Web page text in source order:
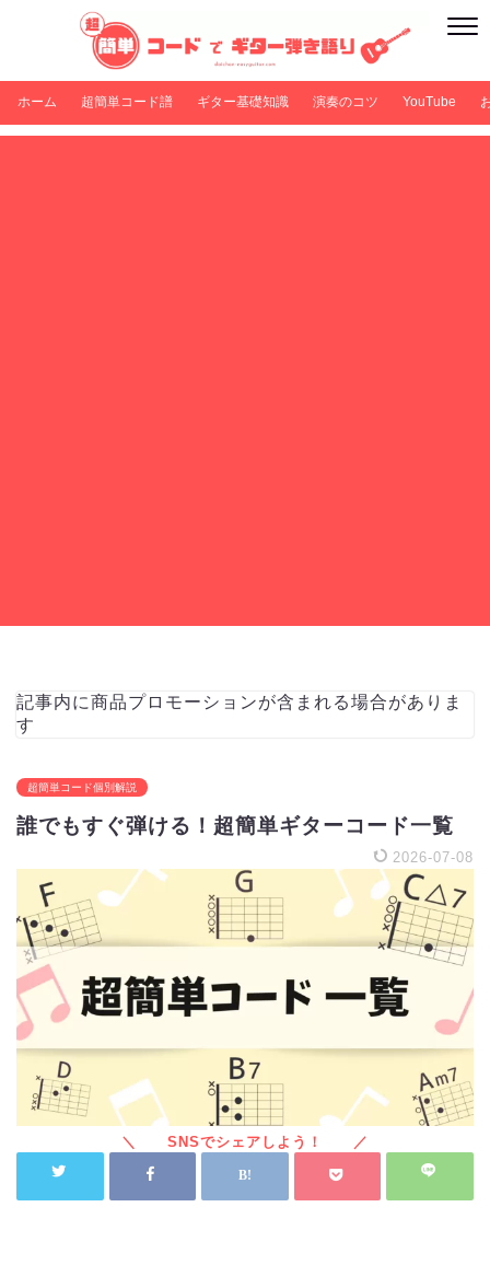
ホーム 超簡単コード譜 ギター基礎知識 演奏のコツ YouTube
記事内に商品プロモーションが含まれる場合がありま
す
超簡単コード個別解説
誰でもすぐ弾ける！超簡単ギターコード一覧
2026-07-08